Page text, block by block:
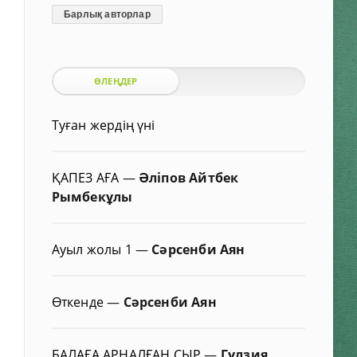
Барлық авторлар
ӨЛЕҢДЕР
Туған жердің үні
ҚАПЕЗ АҒА — Әліпов Айтбек
Рымбекұлы
Ауыл жолы 1 — Сәрсенби Аян
Өткенде— Сәрсенби Аян